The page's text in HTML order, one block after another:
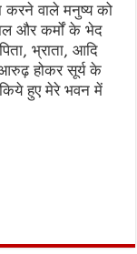
करने वाले मनुष्य को
और कर्मों के भेद
भ्राता, आदि
आरुढ़ होकर सूर्य के
हुए मेरे भवन में